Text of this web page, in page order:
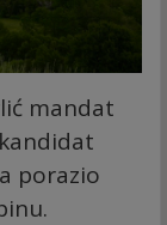
mandat
porazio